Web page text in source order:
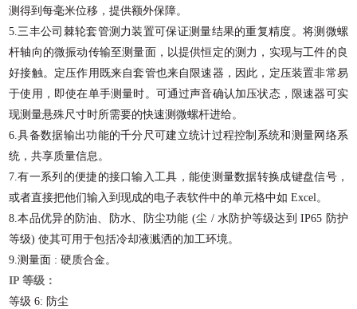
测得到每毫米位移，提供额外保障。
5.三丰公司棘轮套管测力装置可保证测量结果的重复精度。将测微螺
杆轴向的微振动传输至测量面，以提供恒定的测力，实现与工件的良
好接触。定压作用既来自套管也来自限速器，因此，定压装置非常易
于使用，即使在单手测量时。可通过声音确认加压状态，限速器可实
现测量悬殊尺寸时所需要的快速测微螺杆进给。
6.具备数据输出功能的千分尺可建立统计过程控制系统和测量网络系
统，共享质量信息。
7.有一系列的便捷的接口输入工具，能使测量数据转换成键盘信号，
或者直接把他们输入到现成的电子表软件中的单元格中如 Excel。
8.本品优异的防油、防水、防尘功能 (尘 /水防护等级达到 IP65 防护
等级)使其可用于包括冷却液溅洒的加工环境。
9.测量面 :硬质合金。
IP 等级：
等级 6: 防尘